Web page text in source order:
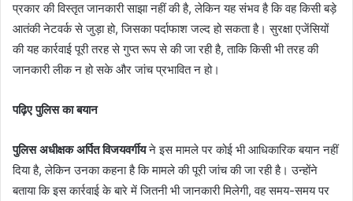
प्रकार की विस्तृत जानकारी साझा नहीं की है, लेकिन यह संभव है कि वह किसी बड़े
आतंकी नेटवर्क से जुड़ा हो, जिसका पर्दाफाश जल्द हो सकता है। सुरक्षा एजेंसियों
की यह कार्रवाई पूरी तरह से गुप्त रूप से की जा रही है, ताकि किसी भी तरह की
जानकारी लीक न हो सके और जांच प्रभावित न हो।
पढ़िए पुलिस का बयान
पुलिस अधीक्षक अर्पित विजयवर्गीयने इस मामले पर कोई भी आधिकारिक बयान नहीं
दिया है, लेकिन उनका कहना है कि मामले की पूरी जांच की जा रही है। उन्होंने
बताया कि इस कार्रवाई के बारे में जितनी भी जानकारी मिलेगी, वह समय-समय पर